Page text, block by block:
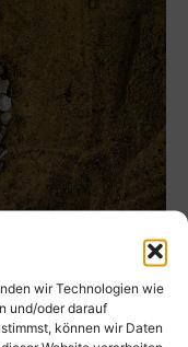
wir Technologien wie
und/oder darauf
können wir Daten
G